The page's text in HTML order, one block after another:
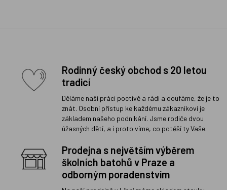
Rodinný český obchod s 20 letou
tradicí
Děláme naši práci poctivě a rádi a doufáme, že je to
znát. Osobní přístup ke každému zákazníkovi je
základem našeho podnikání. Jsme rodiče dvou
úžasných dětí, a i proto víme, co potěší ty Vaše.
Prodejna s největším výběrem
školních batohů v Praze a
odborným poradenstvím